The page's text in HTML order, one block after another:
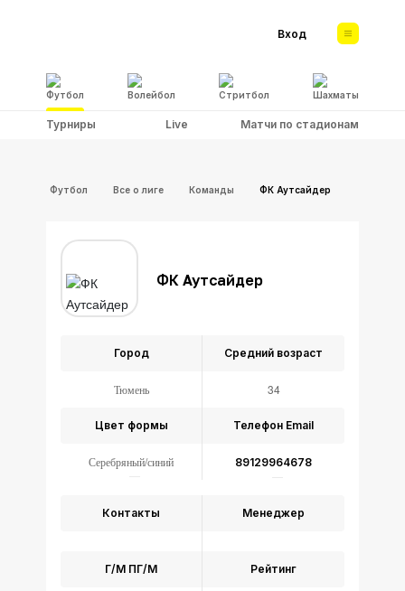
Футбол Волейбол Стритбол Шахматы
Вход
Турниры Live Матчи по стадионам
Футбол Все о лиге Команды ФК Аутсайдер
ФК Аутсайдер
Город
Тюмень
Средний возраст
34
Контакты
Телефон Email
89129964678
Цвет формы
Серебряный/синий
Менеджер
Г/М ПГ/М Рейтинг